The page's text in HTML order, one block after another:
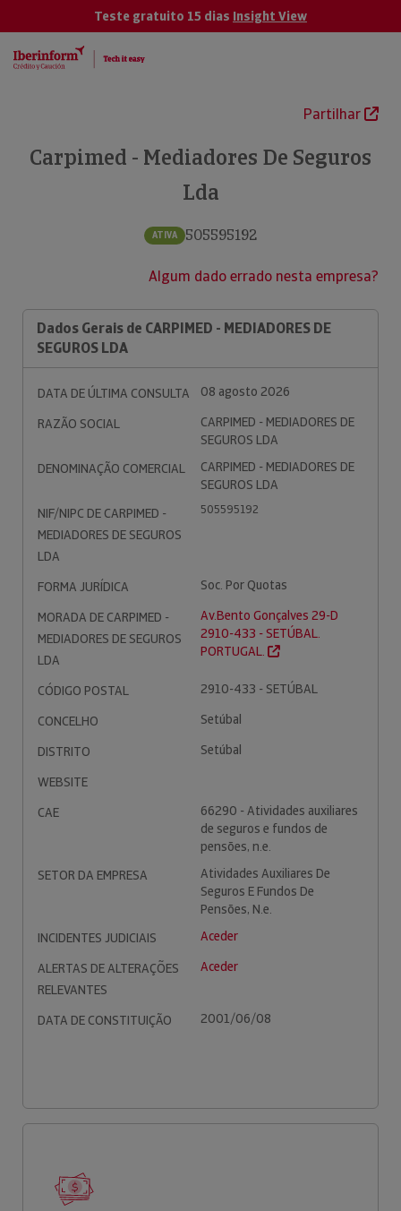
Teste gratuito 15 dias Insight View
Partilhar
Carpimed - Mediadores De Seguros
Lda
ATIVA 505595192
Algum dado errado nesta empresa?
Dados Gerais de CARPIMED - MEDIADORES DE
SEGUROS LDA
DATA DE ÚLTIMA CONSULTA
08 agosto 2026
RAZÃO SOCIAL
CARPIMED - MEDIADORES DE
SEGUROS LDA
DENOMINAÇÃO COMERCIAL
CARPIMED - MEDIADORES DE
SEGUROS LDA
NIF/NIPC DE CARPIMED -
MEDIADORES DE SEGUROS
LDA
505595192
FORMA JURÍDICA
Soc. Por Quotas
MORADA DE CARPIMED -
MEDIADORES DE SEGUROS
LDA
Av.Bento Gonçalves 29-D
2910-433 - SETÚBAL.
PORTUGAL.
CÓDIGO POSTAL
2910-433 - SETÚBAL
CONCELHO
Setúbal
DISTRITO
Setúbal
WEBSITE
CAE
66290 - Atividades auxiliares
de seguros e fundos de
pensões, n.e.
SETOR DA EMPRESA
Atividades Auxiliares De
Seguros E Fundos De
Pensões, N.e.
INCIDENTES JUDICIAIS
Aceder
ALERTAS DE ALTERAÇÕES
RELEVANTES
Aceder
DATA DE CONSTITUIÇÃO 2001/06/08